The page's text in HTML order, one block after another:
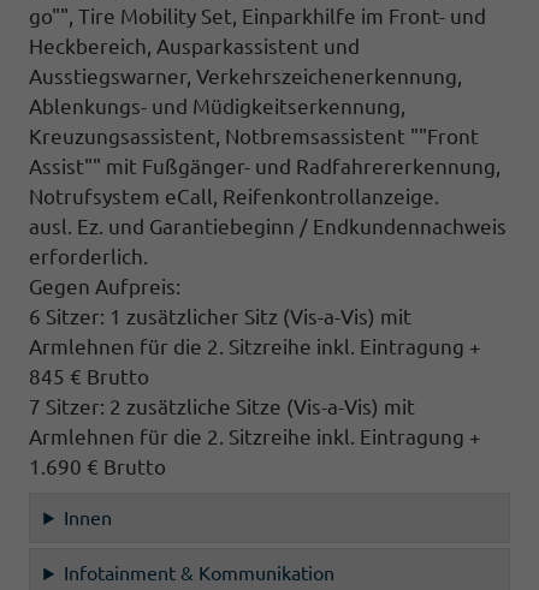
go"", Tire Mobility Set, Einparkhilfe im Front- und
Heckbereich, Ausparkassistent und
Ausstiegswarner, Verkehrszeichenerkennung,
Ablenkungs- und Müdigkeitserkennung,
Kreuzungsassistent, Notbremsassistent ""Front
Assist"" mit Fußgänger- und Radfahrererkennung,
Notrufsystem eCall, Reifenkontrollanzeige.
ausl. Ez. und Garantiebeginn / Endkundennachweis
erforderlich.
Gegen Aufpreis:
6 Sitzer: 1 zusätzlicher Sitz (Vis-a-Vis) mit
Armlehnen für die 2. Sitzreihe inkl. Eintragung +
845 € Brutto
7 Sitzer: 2 zusätzliche Sitze (Vis-a-Vis) mit
Armlehnen für die 2. Sitzreihe inkl. Eintragung +
1.690 € Brutto
Innen
Infotainment & Kommunikation